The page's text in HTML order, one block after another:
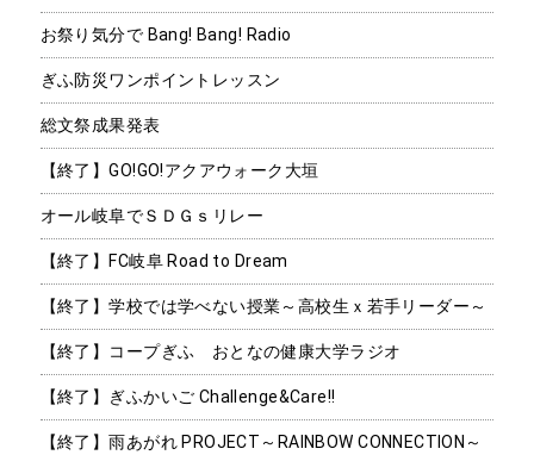
お祭り気分で Bang! Bang! Radio
ぎふ防災ワンポイントレッスン
総文祭成果発表
【終了】GO!GO!アクアウォーク大垣
オール岐阜でＳＤＧｓリレー
【終了】FC岐阜 Road to Dream
【終了】学校では学べない授業～高校生ｘ若手リーダー～
【終了】コープぎふ おとなの健康大学ラジオ
【終了】ぎふかいご Challenge&Care!!
【終了】雨あがれ PROJECT～RAINBOW CONNECTION～